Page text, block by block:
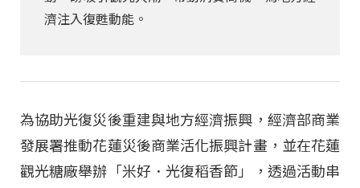
濟注入復甦動能。
為協助光復災後重建與地方經濟振興，經濟部商業
發展署推動花蓮災後商業活化振興計畫，並在花蓮
觀光糖廠舉辦「米好．光復稻香節」，透過活動串